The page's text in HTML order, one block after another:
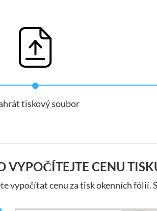
tiskový soubor
VYPOČÍTEJTE CENU
vypočítat cenu za tisk okenních